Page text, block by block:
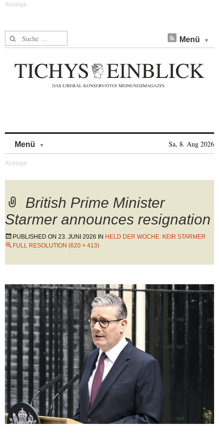
Suche nach: Menü
Menü Sa, 8. Aug 2026
British Prime Minister
Starmer announces resignation
PUBLISHED ON 23. JUNI 2026 IN HELD DER WOCHE: KEIR STARMER
FULL RESOLUTION (620 × 413)